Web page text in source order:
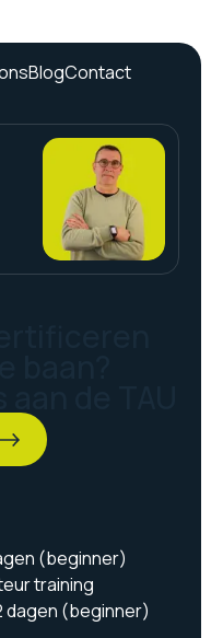
BlogContact
(beginner)
training
dagen (beginner)